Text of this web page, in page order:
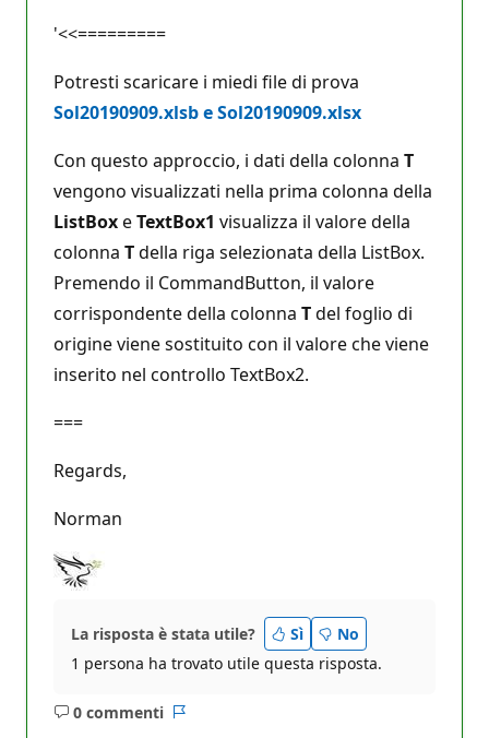
'<<=========
Potresti scaricare i miedi file di prova
Sol20190909.xlsb e Sol20190909.xlsx
Con questo approccio, i dati della colonna T
vengono visualizzati nella prima colonna della
ListBoxeTextBox1 visualizza il valore della
colonna Tdella riga selezionata della ListBox.
Premendo il CommandButton, il valore
corrispondente della colonna Tdel foglio di
origine viene sostituito con il valore che viene
inserito nel controllo TextBox2.
===
Regards,
Norman
La risposta è stata utile? Sì
No
1 persona ha trovato utile questa risposta.
0 commenti
Nessun